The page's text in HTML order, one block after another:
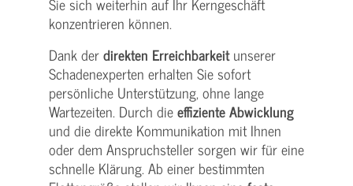
konzentrieren können.
Dank derdirekten Erreichbarkeitunserer
Schadenexperten erhalten Sie sofort
persönliche Unterstützung, ohne lange
Wartezeiten. Durch dieeffiziente Abwicklung
und die direkte Kommunikation mit Ihnen
oder dem Anspruchsteller sorgen wir für eine
schnelle Klärung. Ab einer bestimmten